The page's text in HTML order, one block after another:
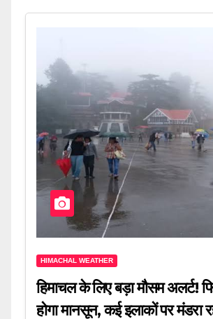
HIMACHAL WEATHER
हिमाचल के लिए बड़ा मौसम अलर्ट!
होगा मानसून, कई इलाकों पर मंडरा